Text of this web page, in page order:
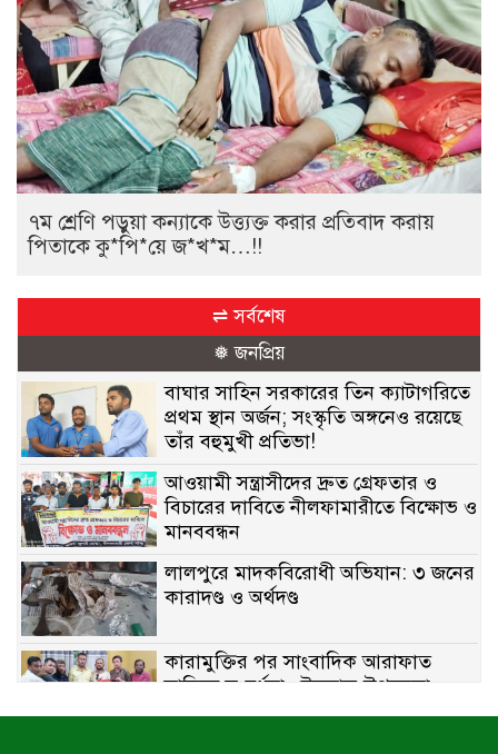
৭ম শ্রেণি পড়ুয়া কন্যাকে উত্ত্যক্ত করার প্রতিবাদ করায়
পিতাকে কু*পি*য়ে জ*খ*ম…!!
⇌ সর্বশেষ
❅ জনপ্রিয়
বাঘার সাহিন সরকারের তিন ক্যাটাগরিতে
প্রথম স্থান অর্জন; সংস্কৃতি অঙ্গনেও রয়েছে
তাঁর বহুমুখী প্রতিভা!
আওয়ামী সন্ত্রাসীদের দ্রুত গ্রেফতার ও
বিচারের দাবিতে নীলফামারীতে বিক্ষোভ ও
মানববন্ধন
লালপুরে মাদকবিরোধী অভিযান: ৩ জনের
কারাদণ্ড ও অর্থদণ্ড
কারামুক্তির পর সাংবাদিক আরাফাত
সানিকে সংবর্ধনা, টেকনাফ উপজেলা
প্রেসক্লাবের ফুলেল শুভেচ্ছা